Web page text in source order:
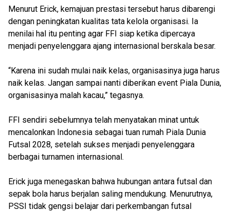
Menurut Erick, kemajuan prestasi tersebut harus dibarengi
dengan peningkatan kualitas tata kelola organisasi. Ia
menilai hal itu penting agar FFI siap ketika dipercaya
menjadi penyelenggara ajang internasional berskala besar.
“Karena ini sudah mulai naik kelas, organisasinya juga harus
naik kelas. Jangan sampai nanti diberikan event Piala Dunia,
organisasinya malah kacau,” tegasnya.
FFI sendiri sebelumnya telah menyatakan minat untuk
mencalonkan Indonesia sebagai tuan rumah Piala Dunia
Futsal 2028, setelah sukses menjadi penyelenggara
berbagai turnamen internasional.
Erick juga menegaskan bahwa hubungan antara futsal dan
sepak bola harus berjalan saling mendukung. Menurutnya,
PSSI tidak gengsi belajar dari perkembangan futsal